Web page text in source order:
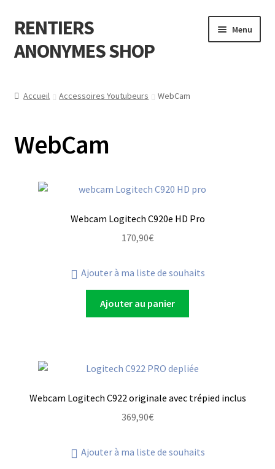
Aller
à
la
Aller
au
contenu
RENTIERS
ANONYMES SHOP
Menu
Contactez-nous?
Accueil Accessoires Youtubeurs WebCam
WebCam
Webcam Logitech C920e HD Pro
170,90€
Ajouter à ma liste de souhaits
Ajouter au panier
Webcam Logitech C922 originale avec trépied inclus
369,90€
Ajouter à ma liste de souhaits